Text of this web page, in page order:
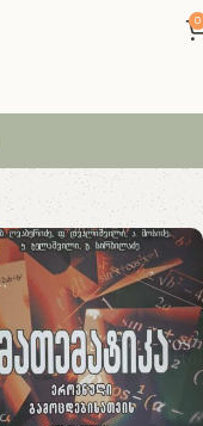
0